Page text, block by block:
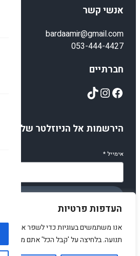
העדפות פרטיות
אנו משתמשים בעוגיות כדי לשפר את האתר,
תנועה. בלחיצה על 'קבל הכל' אתם מסכימים
אנשי קשר
bardaamir@gmail.com
053-444-4427
חברתיים
Facebook
Instagram
TikTok
הירשמות אל הניוזלטר שלנו
אימייל*